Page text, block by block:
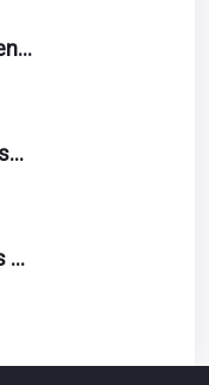
¿Por Qué Implementar La Metodología Inbound Marketing En Tu Empresa?
El Video. Indispensable En Tu Estrategia De Contenidos.
Diseño De Páginas Web. Esto Debe Tener Un Sitio Exitoso.